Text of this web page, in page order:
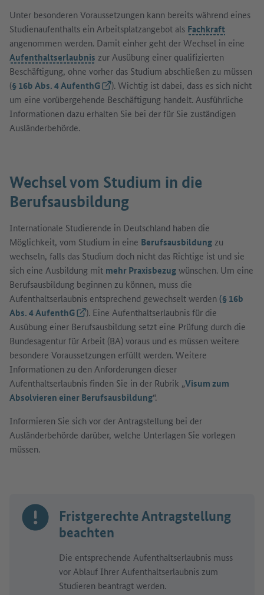
Unter besonderen Voraussetzungen kann bereits während eines
Studienaufenthalts ein Arbeitsplatzangebot als Fachkraft
angenommen werden. Damit einher geht der Wechsel in eine
Aufenthaltserlaubnis zur Ausübung einer qualifizierten
Beschäftigung, ohne vorher das Studium abschließen zu müssen
(§ 16b Abs. 4 AufenthG(Externer Link)
). Wichtig ist dabei, dass es sich nicht
um eine vorübergehende Beschäftigung handelt. Ausführliche
Informationen dazu erhalten Sie bei der für Sie zuständigen
Ausländerbehörde.
Wechsel vom Studium in die
Berufsausbildung
Internationale Studierende in Deutschland haben die
Möglichkeit, vom Studium in eine Berufsausbildung zu
wechseln, falls das Studium doch nicht das Richtige ist und sie
sich eine Ausbildung mit mehr Praxisbezugwünschen. Um eine
Berufsausbildung beginnen zu können, muss die
Aufenthaltserlaubnis entsprechend gewechselt werden (§ 16b
Abs. 4 AufenthG(Externer Link)
). Eine Aufenthaltserlaubnis für die
Ausübung einer Berufsausbildung setzt eine Prüfung durch die
Bundesagentur für Arbeit (BA) voraus und es müssen weitere
besondere Voraussetzungen erfüllt werden. Weitere
Informationen zu den Anforderungen dieser
Aufenthaltserlaubnis finden Sie in der Rubrik „Visum zum
Absolvieren einer Berufsausbildung“.
Informieren Sie sich vor der Antragstellung bei der
Ausländerbehörde darüber, welche Unterlagen Sie vorlegen
müssen.
Fristgerechte Antragstellung
beachten
Die entsprechende Aufenthaltserlaubnis muss
vor Ablauf Ihrer Aufenthaltserlaubnis zum
Studieren beantragt werden.